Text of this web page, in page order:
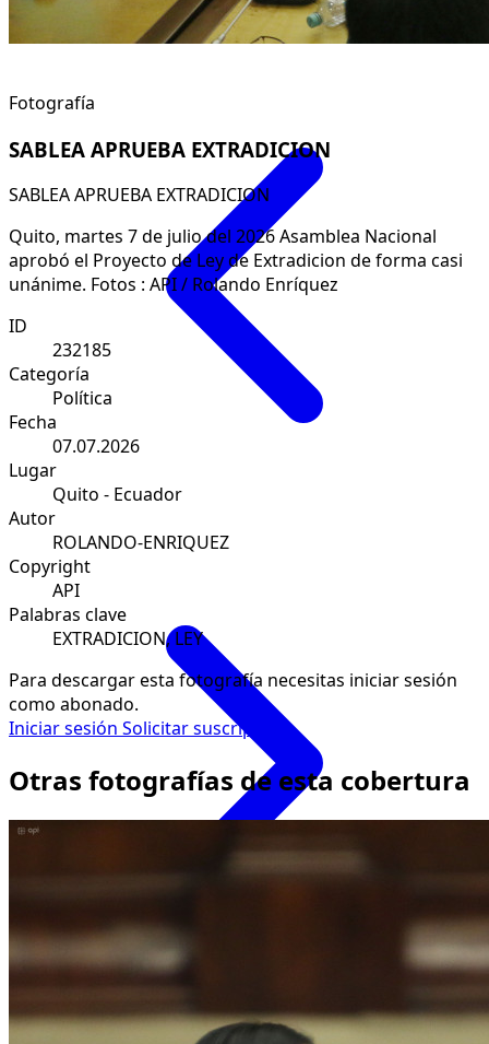
Fotografía
SABLEA APRUEBA EXTRADICION
SABLEA APRUEBA EXTRADICION
Quito, martes 7 de julio del 2026 Asamblea Nacional
aprobó el Proyecto de Ley de Extradicion de forma casi
unánime. Fotos : API / Rolando Enríquez
ID
232185
Categoría
Política
Fecha
07.07.2026
Lugar
Quito - Ecuador
Autor
ROLANDO-ENRIQUEZ
Copyright
API
Palabras clave
EXTRADICION, LEY
Para descargar esta fotografía necesitas iniciar sesión
como abonado.
Iniciar sesión Solicitar suscripción
Otras fotografías de esta cobertura